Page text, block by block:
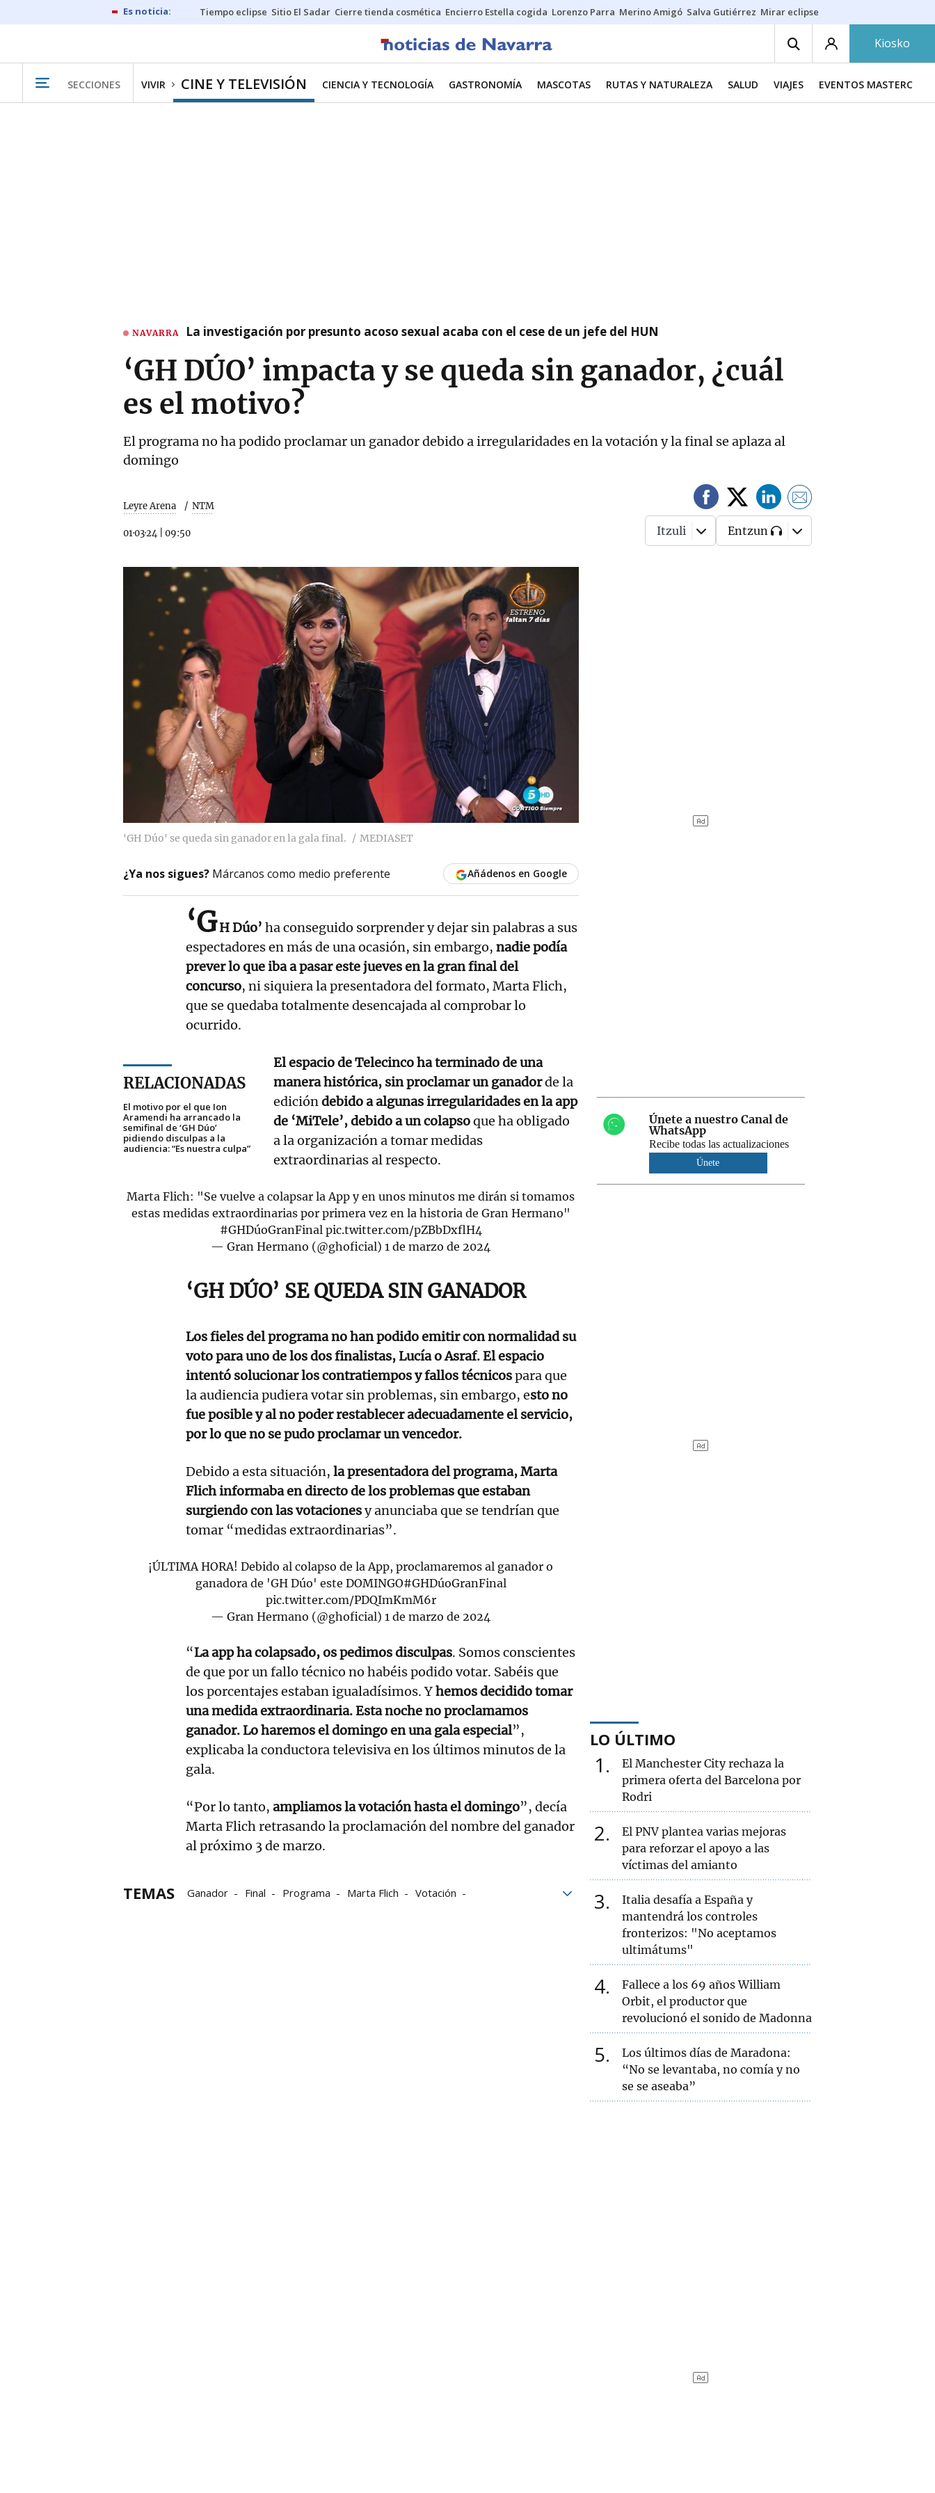
Tiempo eclipse Sitio El Sadar Cierre tienda cosmética Encierro Estella cogida Lorenzo Parra Merino Amigó Salva Gutiérrez Mirar eclipse
Kiosko
SECCIONES VIVIR CINE Y TELEVISIÓN CIENCIA Y TECNOLOGÍA GASTRONOMÍA MASCOTAS RUTAS Y NATURALEZA SALUD VIAJES EVENTOS MASTERCHEF
NAVARRA La investigación por presunto acoso sexual acaba con el cese de un jefe del HUN
‘GH DÚO’ impacta y se queda sin ganador, ¿cuál
es el motivo?
El programa no ha podido proclamar un ganador debido a irregularidades en la votación y la final se aplaza al
domingo
Leyre Arena NTM
01·03·24 09:50 Itzuli Entzun
'GH Dúo' se queda sin ganador en la gala final. MEDIASET
¿Ya nos sigues? Márcanos como medio preferente Añádenos en Google
‘GH Dúo’ ha conseguido sorprender y dejar sin palabras a sus
espectadores en más de una ocasión, sin embargo, nadie podía
prever lo que iba a pasar este jueves en la gran final del
concurso, ni siquiera la presentadora del formato, Marta Flich,
que se quedaba totalmente desencajada al comprobar lo
ocurrido.
RELACIONADAS
El motivo por el que Ion
Aramendi ha arrancado la
semifinal de ‘GH Dúo’
pidiendo disculpas a la
audiencia: “Es nuestra culpa”
El espacio de Telecinco ha terminado de una
manera histórica, sin proclamar un ganadorde la
edicióndebido a algunas irregularidades en la app
de ‘MiTele’, debido a un colapsoque ha obligado
a la organización a tomar medidas
extraordinarias al respecto.
Marta Flich: "Se vuelve a colapsar la App y en unos minutos me dirán si tomamos
estas medidas extraordinarias por primera vez en la historia de Gran Hermano"
#GHDúoGranFinal pic.twitter.com/pZBbDxflH4
— Gran Hermano (@ghoficial)1 de marzo de 2024
‘GH DÚO’ SE QUEDA SIN GANADOR
Los fieles del programa no han podido emitir con normalidad su
voto para uno de los dos finalistas, Lucía o Asraf.El espacio
intentó solucionar los contratiempos y fallos técnicospara que
la audiencia pudiera votar sin problemas, sin embargo, esto no
fue posible y al no poder restablecer adecuadamente el servicio,
por lo que no se pudo proclamar un vencedor.
Debido a esta situación, la presentadora del programa, Marta
Flich informaba en directo de los problemas que estaban
surgiendo con las votacionesy anunciaba que se tendrían que
tomar “medidas extraordinarias”.
¡ÚLTIMA HORA! Debido al colapso de la App, proclamaremos al ganador o
ganadora de 'GH Dúo' este DOMINGO#GHDúoGranFinal
pic.twitter.com/PDQImKmM6r
— Gran Hermano (@ghoficial)1 de marzo de 2024
“La app ha colapsado, os pedimos disculpas. Somos conscientes
de que por un fallo técnico no habéis podido votar. Sabéis que
los porcentajes estaban igualadísimos. Yhemos decidido tomar
una medida extraordinaria. Esta noche no proclamamos
ganador. Lo haremos el domingo en una gala especial”,
explicaba la conductora televisiva en los últimos minutos de la
gala.
“Por lo tanto, ampliamos la votación hasta el domingo”, decía
Marta Flich retrasando la proclamación del nombre del ganador
al próximo 3 de marzo.
TEMAS Ganador Final Programa Marta Flich
Votación
Únete a nuestro Canal de
WhatsApp
Recibe todas las actualizaciones
Únete
LO ÚLTIMO
1
El Manchester City rechaza la
primera oferta del Barcelona por
Rodri
2
El PNV plantea varias mejoras
para reforzar el apoyo a las
víctimas del amianto
3
Italia desafía a España y
mantendrá los controles
fronterizos: "No aceptamos
ultimátums"
4
Fallece a los 69 años William
Orbit, el productor que
revolucionó el sonido de Madonna
5
Los últimos días de Maradona:
“No se levantaba, no comía y no
se se aseaba”